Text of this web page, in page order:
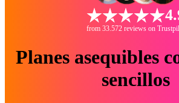
from 33.572 reviews on
Planes asequibles
sencillos